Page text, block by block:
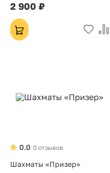
2 900 ₽
0 отзывов
0.0
Шахматы «Призер»